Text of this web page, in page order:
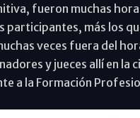
fueron muchas
participantes, más los
veces fuera del
y jueces allí en la
a la Formación